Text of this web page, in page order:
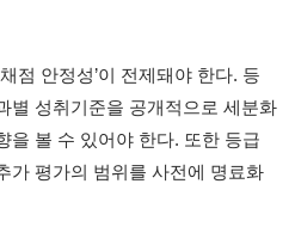
점 안정성’이 전제돼야 한다. 등
별 성취기준을 공개적으로 세분화
을 볼 수 있어야 한다. 또한 등급
가 평가의 범위를 사전에 명료화